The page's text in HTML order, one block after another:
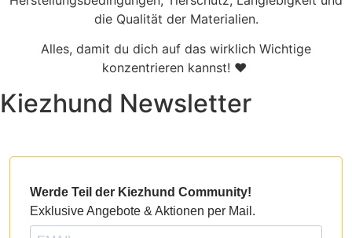
die Qualität der Materialien.
Alles, damit du dich auf das wirklich Wichtige
konzentrieren kannst! ♥
Kiezhund Newsletter
Werde Teil der Kiezhund Community!
Exklusive Angebote & Aktionen per Mail.